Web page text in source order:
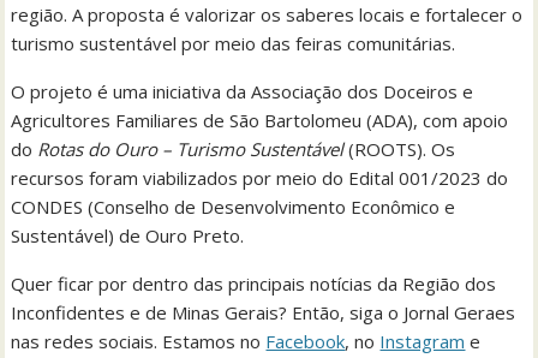
região. A proposta é valorizar os saberes locais e fortalecer o
turismo sustentável por meio das feiras comunitárias.
O projeto é uma iniciativa da Associação dos Doceiros e
Agricultores Familiares de São Bartolomeu (ADA), com apoio
do Rotas do Ouro – Turismo Sustentável(ROOTS). Os
recursos foram viabilizados por meio do Edital 001/2023 do
CONDES (Conselho de Desenvolvimento Econômico e
Sustentável) de Ouro Preto.
Quer ficar por dentro das principais notícias da Região dos
Inconfidentes e de Minas Gerais? Então, siga o Jornal Geraes
nas redes sociais. Estamos no Facebook, no Instagram e